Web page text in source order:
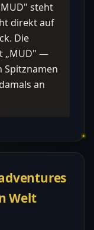
steht
direkt auf
Die
„MUD" —
Spitznamen
an
Welt